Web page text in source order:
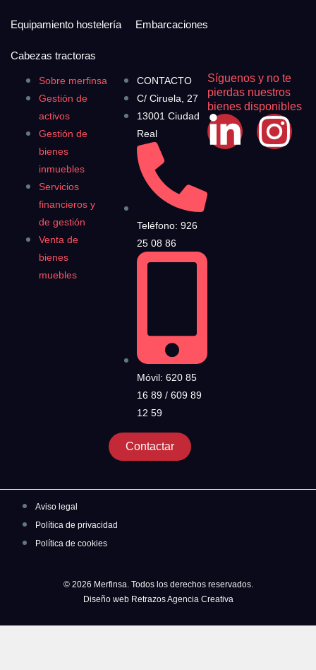
Sobre merfinsa
Gestión de
activos
Gestión de
bienes
inmuebles
Servicios
financieros y
de gestión
Venta de
bienes
muebles
CONTACTO
C/ Ciruela, 27
13001 Ciudad
Real
Teléfono: 926
25 08 86
Móvil: 620 85
16 89 / 609 89
12 59
Contactar
Síguenos y no te
pierdas nuestros
bienes disponibles
Equipamiento hostelería Embarcaciones
Cabezas tractoras
Aviso legal
Política de privacidad
Política de cookies
© 2026 Merfinsa. Todos los derechos reservados.
Diseño web Retrazos Agencia Creativa